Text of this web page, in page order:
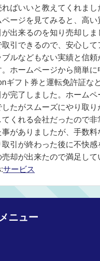
ばいいと教えてくれま
ページを見てみると、高
が出来るのを知り売却し
引できるので、安心し
ルなどもない実績と信
ホームページから簡単
ギフト券と運転免許証な
完了しました。ホーム
したがスムーズにやり取
くれる会社だったので
事がありましたが、手数
引が終わった後に不快
却が出来たので満足して
サービス
ニュー